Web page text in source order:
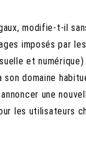
modifie-t-il
imposés par
et
domaine
une
les utilisateurs